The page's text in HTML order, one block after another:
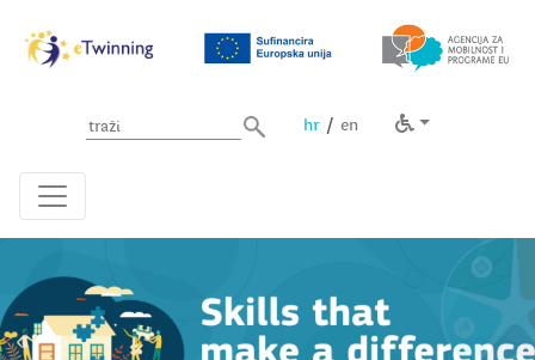
Unesite pojam za pretragu
hr/ en